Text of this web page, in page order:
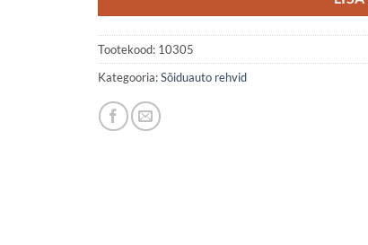
Tootekood: 10305
Kategooria:Sõiduauto rehvid